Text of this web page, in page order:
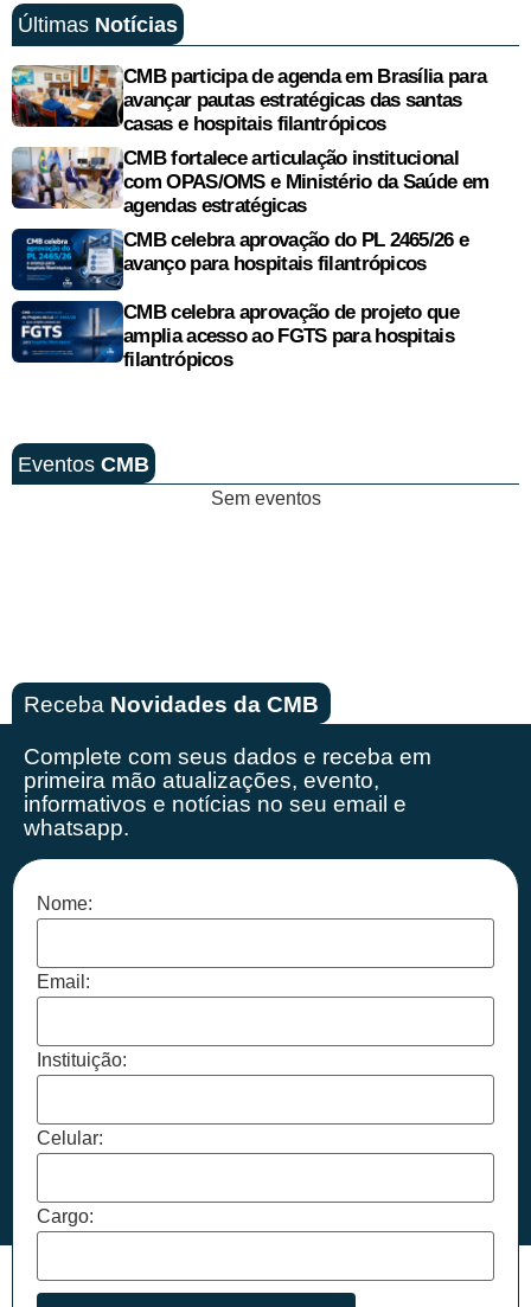
Últimas Notícias
CMB participa de agenda em Brasília para
avançar pautas estratégicas das santas
casas e hospitais filantrópicos
CMB fortalece articulação institucional
com OPAS/OMS e Ministério da Saúde em
agendas estratégicas
CMB celebra aprovação do PL 2465/26 e
avanço para hospitais filantrópicos
CMB celebra aprovação de projeto que
amplia acesso ao FGTS para hospitais
filantrópicos
Eventos CMB
Sem eventos
Receba Novidades da CMB
Complete com seus dados e receba em
primeira mão atualizações, evento,
informativos e notícias no seu email e
whatsapp.
Nome:
Email:
Instituição:
Celular:
Cargo: